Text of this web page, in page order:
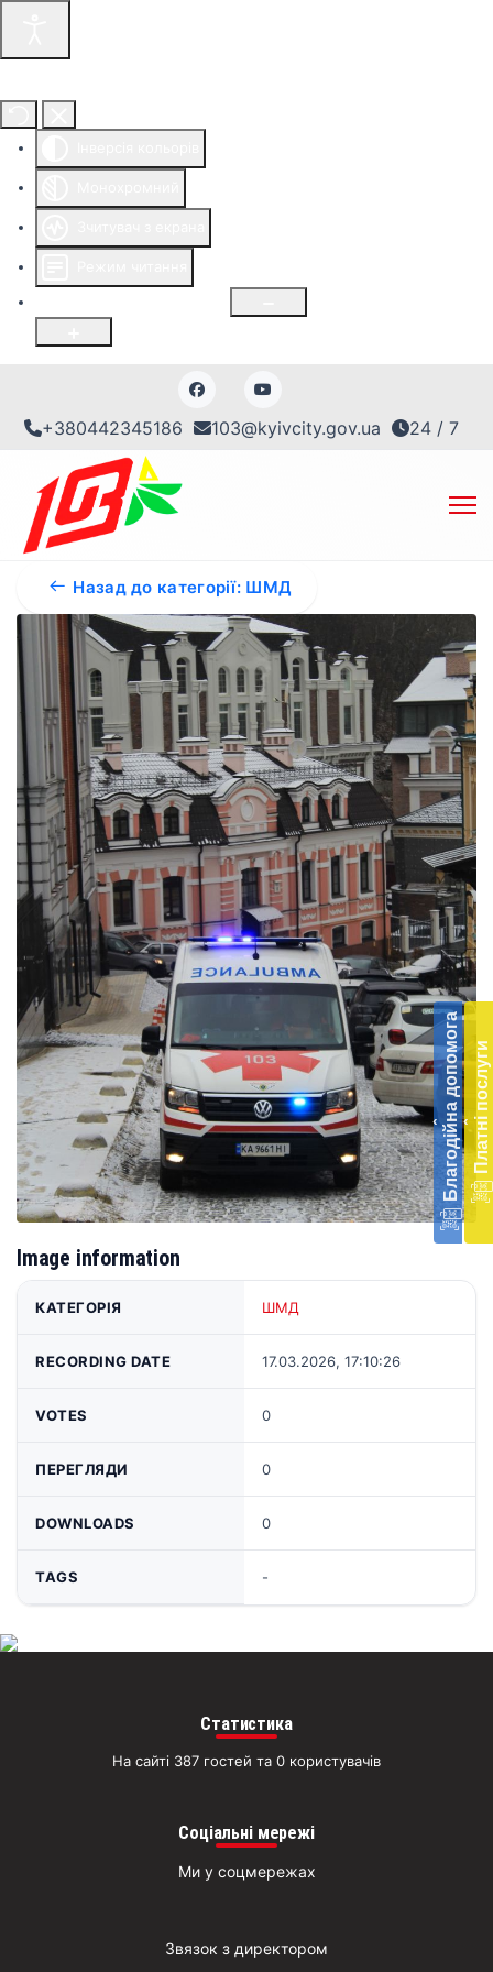
+380442345186 103@kyivcity.gov.ua 24 / 7
‹ Благодійна допомогав
‹ Платні послуги
Назад до категорії: ШМД
Image information
КАТЕГОРІЯ ШМД
RECORDING DATE 17.03.2026, 17:10:26
VOTES 0
ПЕРЕГЛЯДИ 0
DOWNLOADS 0
TAGS -
Статистика
На сайті 387 гостей та 0 користувачів
Соціальні мережі
Ми у соцмережах
Звязок з директором